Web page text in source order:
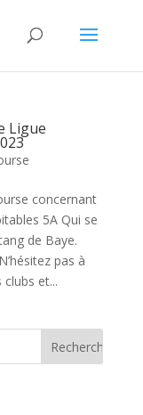
Ligue
concernant
5A Qui se
de Baye.
pas à
et...